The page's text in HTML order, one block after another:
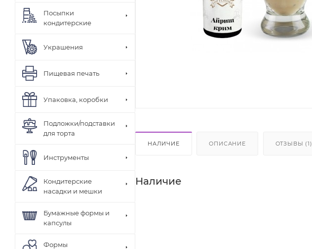
НАЛИЧИЕ ОПИСАНИЕ ОТЗЫВЫ (1)
Наличие
Посыпки
кондитерские
Украшения
Пищевая печать
Упаковка, коробки
Подложки/подставки
для торта
Инструменты
Кондитерские
насадки и мешки
Бумажные формы и
капсулы
Формы